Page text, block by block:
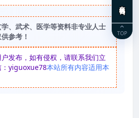
、武术、医学等资料非专业人士
参考！
发布，如有侵权，请联系我们立
：yiguoxue78本站所有内容适用本
TOP